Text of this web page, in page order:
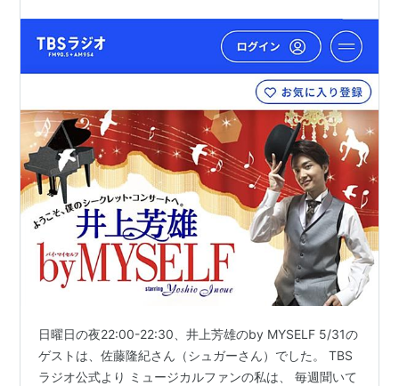
日曜日の夜22:00-22:30、井上芳雄のby MYSELF 5/31の
ゲストは、佐藤隆紀さん（シュガーさん）でした。 TBS
ラジオ公式より ミュージカルファンの私は、 毎週聞いて